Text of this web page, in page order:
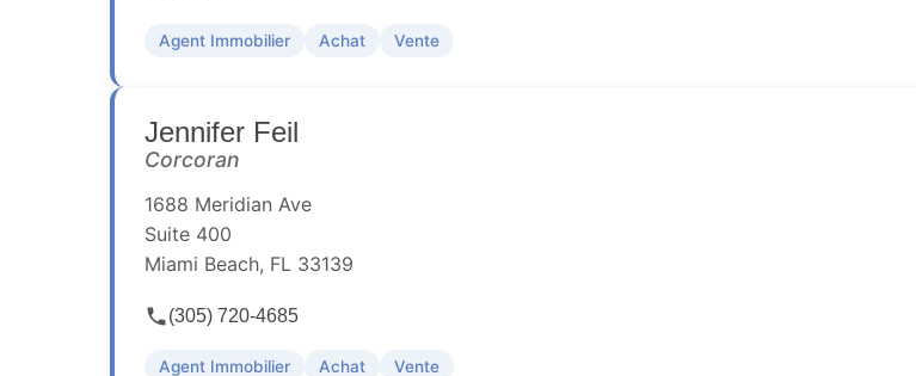
Agent Immobilier Achat Vente
Jennifer Feil
Corcoran
1688 Meridian Ave
Suite 400
Miami Beach, FL 33139
(305) 720-4685
Agent Immobilier Achat Vente